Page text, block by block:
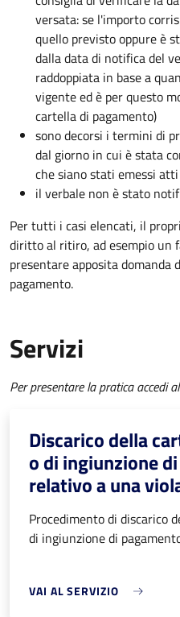
versata: se l'importo
quello previsto oppure è
dalla data di notifica del
raddoppiata in base a
vigente ed è per questo
cartella di pagamento)
sono decorsi i termini di
dal giorno in cui è stata
che siano stati emessi
il verbale non è stato
Per tutti i casi elencati, il
diritto al ritiro, ad esempio un
presentare apposita domanda
pagamento.
Servizi
Per presentare la pratica accedi
Discarico della
o di ingiunzione
relativo a una
Procedimento di discarico
di ingiunzione di
VAI AL SERVIZIO